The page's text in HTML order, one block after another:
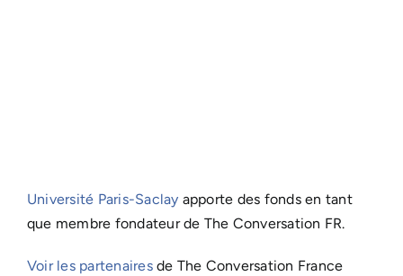
Université Paris-Saclay apporte des fonds en tant
que membre fondateur de The Conversation FR.
Voir les partenairesde The Conversation France